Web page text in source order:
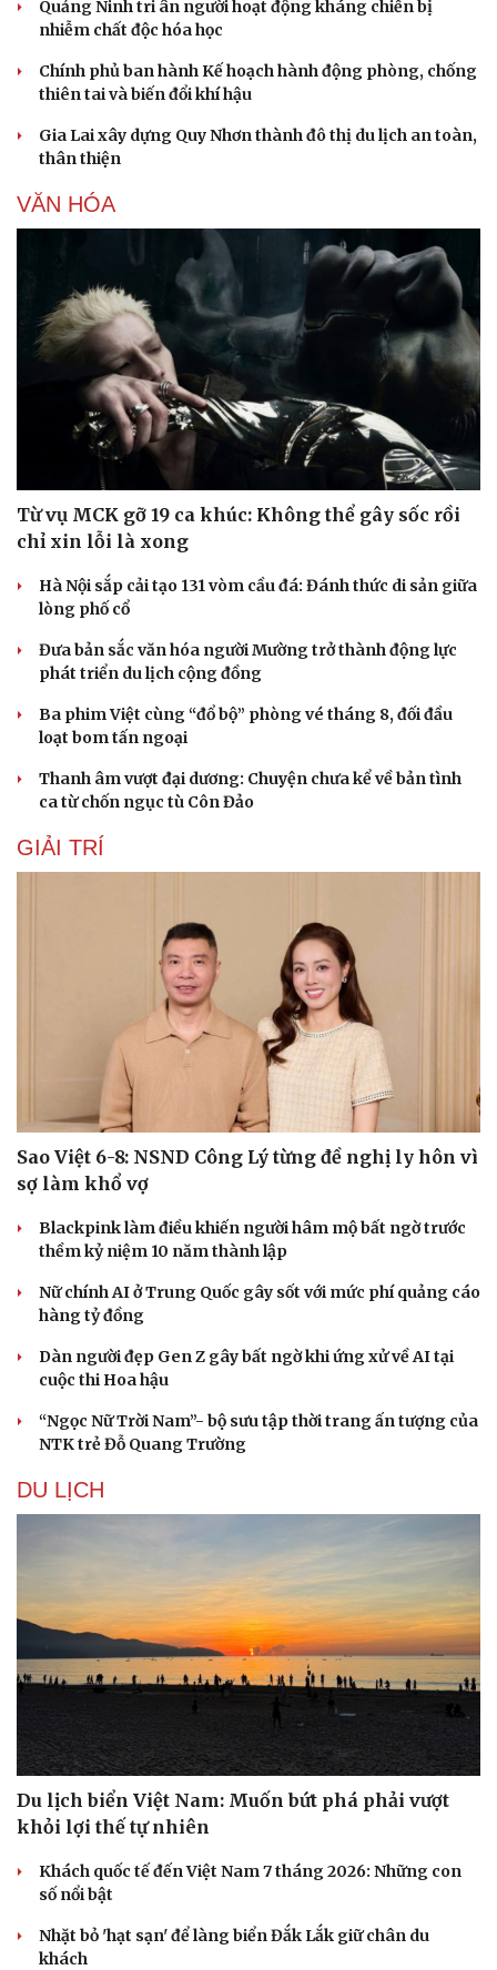
Văn hóa
Văn học
Âm nhạc
Giải trí
Thời trang
Quảng Ninh tri ân người hoạt động kháng chiến bị
nhiễm chất độc hóa học
Chính phủ ban hành Kế hoạch hành động phòng, chống
thiên tai và biến đổi khí hậu
Gia Lai xây dựng Quy Nhơn thành đô thị du lịch an toàn,
thân thiện
VĂN HÓA
Từ vụ MCK gỡ 19 ca khúc: Không thể gây sốc rồi
chỉ xin lỗi là xong
Hà Nội sắp cải tạo 131 vòm cầu đá: Đánh thức di sản giữa
lòng phố cổ
Đưa bản sắc văn hóa người Mường trở thành động lực
phát triển du lịch cộng đồng
Ba phim Việt cùng “đổ bộ” phòng vé tháng 8, đối đầu
loạt bom tấn ngoại
Thanh âm vượt đại dương: Chuyện chưa kể về bản tình
ca từ chốn ngục tù Côn Đảo
GIẢI TRÍ
Sao Việt 6-8: NSND Công Lý từng đề nghị ly hôn vì
sợ làm khổ vợ
Blackpink làm điều khiến người hâm mộ bất ngờ trước
thềm kỷ niệm 10 năm thành lập
Nữ chính AI ở Trung Quốc gây sốt với mức phí quảng cáo
hàng tỷ đồng
Dàn người đẹp Gen Z gây bất ngờ khi ứng xử về AI tại
cuộc thi Hoa hậu
“Ngọc Nữ Trời Nam”- bộ sưu tập thời trang ấn tượng của
NTK trẻ Đỗ Quang Trường
DU LỊCH
Du lịch biển Việt Nam: Muốn bứt phá phải vượt
khỏi lợi thế tự nhiên
Khách quốc tế đến Việt Nam 7 tháng 2026: Những con
số nổi bật
Nhặt bỏ 'hạt sạn' để làng biển Đắk Lắk giữ chân du
khách